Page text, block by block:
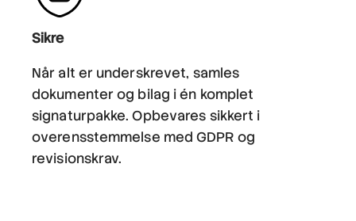
Sikre
Når alt er underskrevet, samles
dokumenter og bilag i én komplet
signaturpakke. Opbevares sikkert i
overensstemmelse med GDPR og
revisionskrav.